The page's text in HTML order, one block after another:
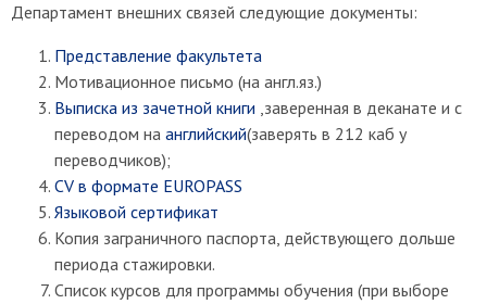
Департамент внешних связей следующие документы:
Представление факультета
Мотивационное письмо (на англ.яз.)
Выписка из зачетной книги ,заверенная в деканате и с
переводом на английский(заверять в 212 каб у
переводчиков);
СV в формате EUROPASS
Языковой сертификат
Копия заграничного паспорта, действующего дольше
периода стажировки.
Список курсов для программы обучения (при выборе